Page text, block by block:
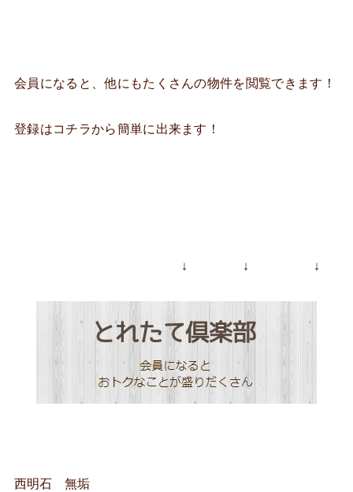
会員になると、他にもたくさんの物件を閲覧できます！
登録はコチラから簡単に出来ます！
↓ ↓ ↓
西明石 無垢